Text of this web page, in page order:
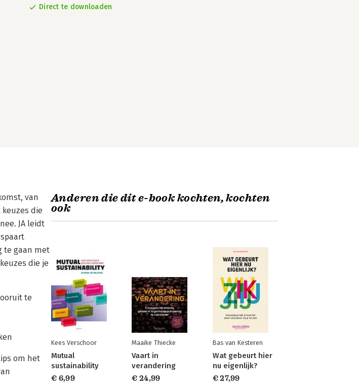
Direct te downloaden
van
die
JA leidt
te gaan met
die je
te
om het
Anderen die dit e-book kochten, kochten
ook
Kees Verschoor
Mutual
sustainability
€ 6,99
Maaike Thiecke
Vaart in
verandering
€ 24,99
Bas van Kesteren
Wat gebeurt hier
nu eigenlijk?
€ 27,99